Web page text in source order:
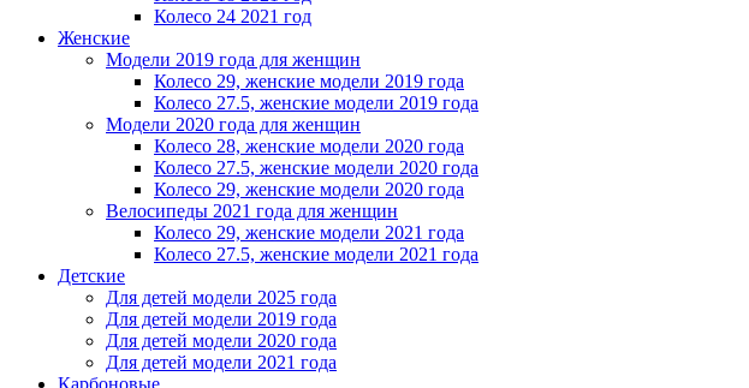
Колесо 24 2021 год
Женскиe
Модели 2019 года для женщин
Колесо 29, женские модели 2019 года
Колесо 27.5, женские модели 2019 года
Модели 2020 года для женщин
Колесо 28, женские модели 2020 года
Колесо 27.5, женские модели 2020 года
Колесо 29, женские модели 2020 года
Велосипеды 2021 года для женщин
Колесо 29, женские модели 2021 года
Колесо 27.5, женские модели 2021 года
Детские
Для детей модели 2025 года
Для детей модели 2019 года
Для детей модели 2020 года
Для детей модели 2021 года
Карбоновые